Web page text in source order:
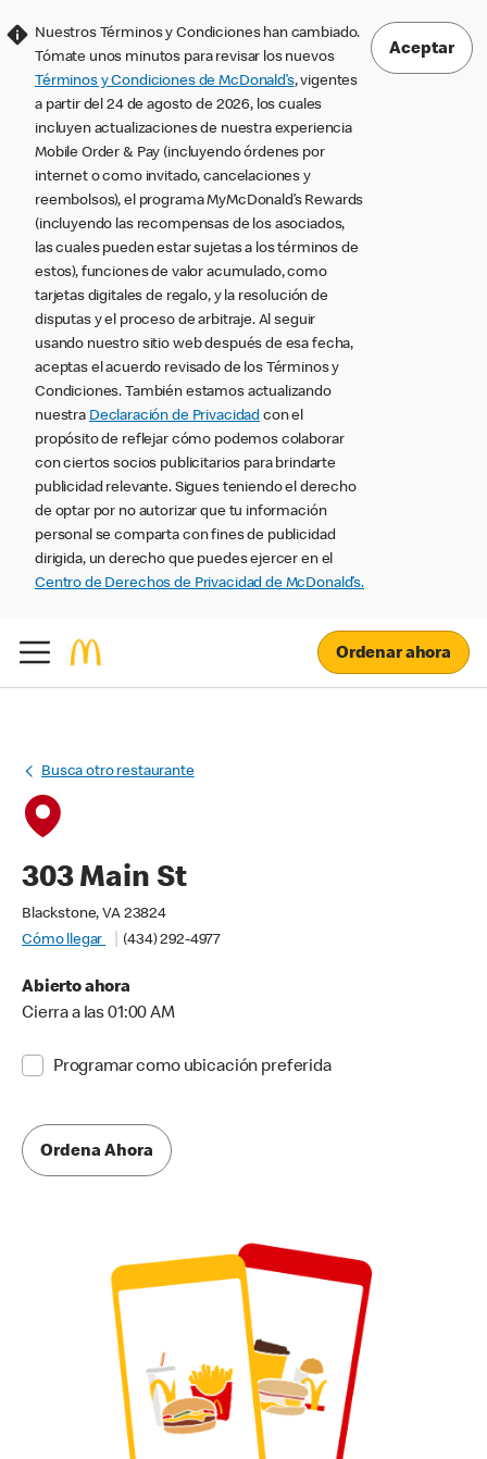
Nuestros Términos y Condiciones han cambiado.
Tómate unos minutos para revisar los nuevos
Términos y Condiciones de McDonald’s, vigentes
a partir del 24 de agosto de 2026, los cuales
incluyen actualizaciones de nuestra experiencia
Mobile Order & Pay (incluyendo órdenes por
internet o como invitado, cancelaciones y
reembolsos), el programa MyMcDonald’s Rewards
(incluyendo las recompensas de los asociados,
las cuales pueden estar sujetas a los términos de
estos), funciones de valor acumulado, como
tarjetas digitales de regalo, y la resolución de
disputas y el proceso de arbitraje. Al seguir
usando nuestro sitio web después de esa fecha,
aceptas el acuerdo revisado de los Términos y
Condiciones. También estamos actualizando
nuestra Declaración de Privacidad con el
propósito de reflejar cómo podemos colaborar
con ciertos socios publicitarios para brindarte
publicidad relevante. Sigues teniendo el derecho
de optar por no autorizar que tu información
personal se comparta con fines de publicidad
dirigida, un derecho que puedes ejercer en el
Centro de Derechos de Privacidad de McDonald’s.
Aceptar
Ordenar ahora
Busca otro restaurante
303 Main St
Blackstone, VA 23824
Cómo llegar
(434) 292-4977
Abierto ahora
Cierra a las 01:00 AM
Programar como ubicación preferida
Ordena Ahora